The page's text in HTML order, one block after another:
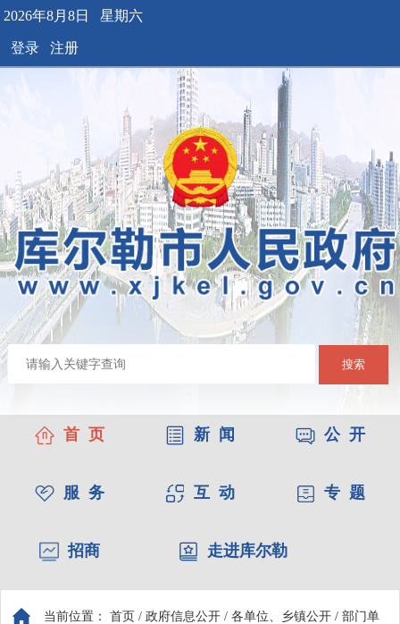
2026年8月8日 星期六
登录 注册
搜索
首 页 新 闻 公 开
服 务 互 动 专 题
招商 走进库尔勒
当前位置： 首页 / 政府信息公开 / 各单位、乡镇公开 / 部门单